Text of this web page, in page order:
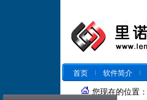
首页 软件简介
您现在的位置：